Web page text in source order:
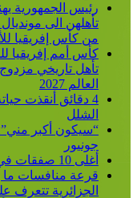
رئيس الجمهورية
من كأس إفريقيا
تأهل تاريخي
العالم 2027
4 دقائق أنقذت
الشلل
“سيكون أكبر مني”..
جونيور
أغلى 10 صفقات في تاريخ ريال مدريد بعد ضم يان ديوماندي
الجزائرية تتعرف